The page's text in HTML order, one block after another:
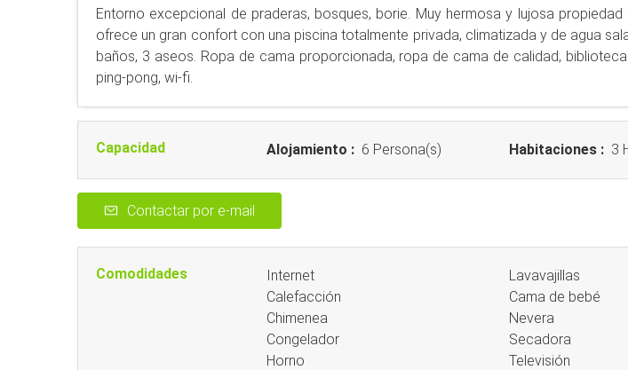
Entorno excepcional de praderas, bosques, borie. Muy hermosa y lujosa
ofrece un gran confort con una piscina totalmente privada, climatizada y de agua
baños, 3 aseos. Ropa de cama proporcionada, ropa de cama de calidad, biblioteca
ping-pong, wi-fi.
Capacidad Alojamiento : 6 Persona(s) Habitaciones : 3
Contactar por e-mail
Comodidades
Internet
Calefacción
Chimenea
Congelador
Horno
Lavavajillas
Cama de bebé
Nevera
Secadora
Televisión